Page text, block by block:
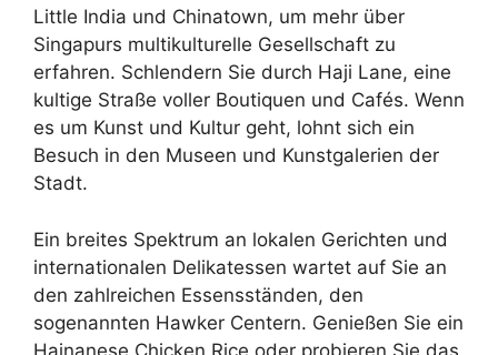
Little India und Chinatown, um mehr über
Singapurs multikulturelle Gesellschaft zu
erfahren. Schlendern Sie durch Haji Lane, eine
kultige Straße voller Boutiquen und Cafés. Wenn
es um Kunst und Kultur geht, lohnt sich ein
Besuch in den Museen und Kunstgalerien der
Stadt.
Ein breites Spektrum an lokalen Gerichten und
internationalen Delikatessen wartet auf Sie an
den zahlreichen Essensständen, den
sogenannten Hawker Centern. Genießen Sie ein
Hainanese Chicken Rice oder probieren Sie das